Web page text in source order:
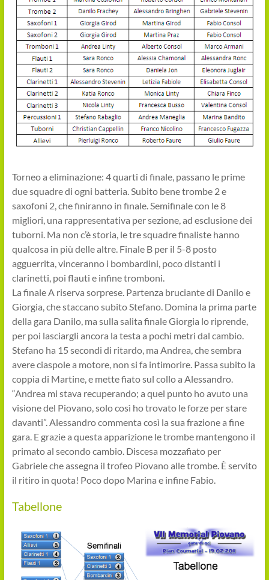
Torneo a eliminazione: 4 quarti di finale, passano le prime
due squadre di ogni batteria. Subito bene trombe 2 e
saxofoni 2, che finiranno in finale. Semifinale con le 8
migliori, una rappresentativa per sezione, ad esclusione dei
tuborni. Ma non c’è storia, le tre squadre finaliste hanno
qualcosa in più delle altre. Finale B per il 5-8 posto
agguerrita, vinceranno i bombardini, poco distanti i
clarinetti, poi flauti e infine tromboni.
La finale A riserva sorprese. Partenza bruciante di Danilo e
Giorgia, che staccano subito Stefano. Domina la prima parte
della gara Danilo, ma sulla salita finale Giorgia lo riprende,
per poi lasciargli ancora la testa a pochi metri dal cambio.
Stefano ha 15 secondi di ritardo, ma Andrea, che sembra
avere ciaspole a motore, non si fa intimorire. Passa subito la
coppia di Martine, e mette fiato sul collo a Alessandro.
“Andrea mi stava recuperando; a quel punto ho avuto una
visione del Piovano, solo così ho trovato le forze per stare
davanti”. Alessandro commenta così la sua frazione a fine
gara. E grazie a questa apparizione le trombe mantengono il
primato al secondo cambio. Discesa mozzafiato per
Gabriele che assegna il trofeo Piovano alle trombe. È servito
il ritiro in quota! Poco dopo Marina e infine Fabio.
Tabellone